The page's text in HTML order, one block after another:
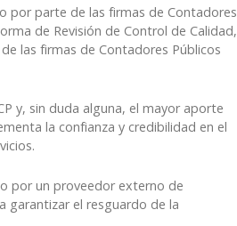
por parte de las firmas de Contadores
de Revisión de Control de Calidad,
las firmas de Contadores Públicos
y, sin duda alguna, el mayor aporte
la confianza y credibilidad en el
por un proveedor externo de
garantizar el resguardo de la